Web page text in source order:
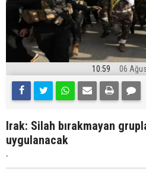
10:59 06
Irak: Silah bırakmayan
uygulanacak
.